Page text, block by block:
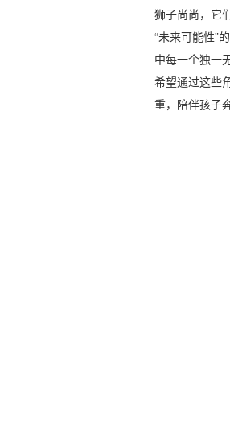
狮子尚尚，它
“未来可能性”
中每一个独一
希望通过这些
重，陪伴孩子